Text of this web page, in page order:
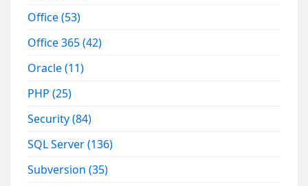
Office(53)
Office 365(42)
Oracle(11)
PHP(25)
Security(84)
SQL Server(136)
Subversion(35)